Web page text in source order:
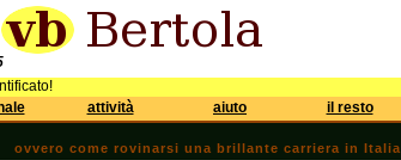
attività aiuto il resto
ovvero come rovinarsi una brillante carriera in Italia